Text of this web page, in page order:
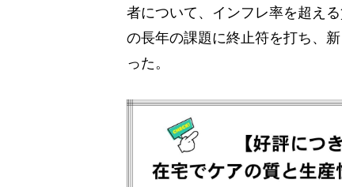
者について、インフレ率を超え
の長年の課題に終止符を打ち、
った。